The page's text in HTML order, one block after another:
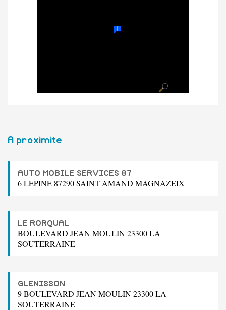
A proximite
AUTO MOBILE SERVICES 87
6 LEPINE 87290 SAINT AMAND MAGNAZEIX
LE RORQUAL
BOULEVARD JEAN MOULIN 23300 LA
SOUTERRAINE
GLENISSON
9 BOULEVARD JEAN MOULIN 23300 LA
SOUTERRAINE